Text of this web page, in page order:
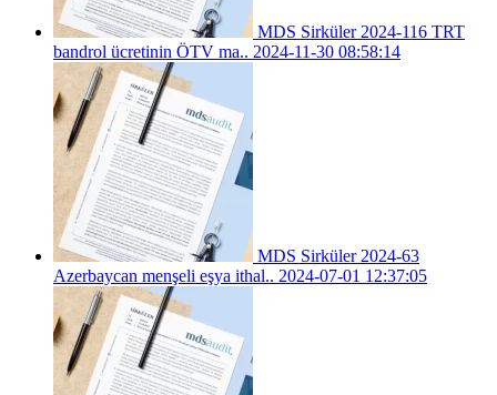
MDS Sirküler 2024-116 TRT
bandrol ücretinin ÖTV ma.. 2024-11-30 08:58:14
MDS Sirküler 2024-63
Azerbaycan menşeli eşya ithal.. 2024-07-01 12:37:05